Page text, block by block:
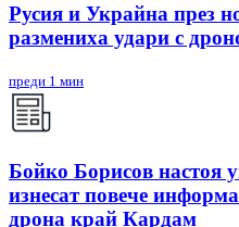
Русия и Украйна през
размениха удари с
преди 1 мин
Бойко Борисов настоя
изнесат повече
дрона край Кардам